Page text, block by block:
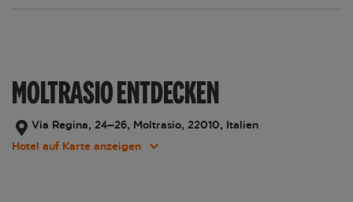
MOLTRASIO ENTDECKEN
Via Regina, 24–26, Moltrasio, 22010, Italien
Hotel auf Karte anzeigen